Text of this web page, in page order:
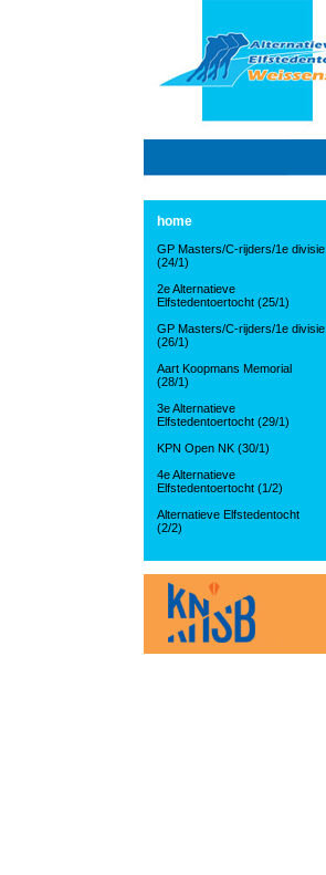
home
GP Masters/C-rijders/1e divisie
(24/1)
2e Alternatieve
Elfstedentoertocht (25/1)
GP Masters/C-rijders/1e divisie
(26/1)
Aart Koopmans Memorial
(28/1)
3e Alternatieve
Elfstedentoertocht (29/1)
KPN Open NK (30/1)
4e Alternatieve
Elfstedentoertocht (1/2)
Alternatieve Elfstedentocht
(2/2)